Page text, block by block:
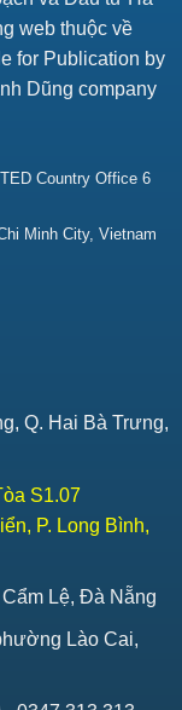
web thuộc về
for Publication by
Dũng company
Country Office 6
Minh City, Vietnam
Q. Hai Bà Trưng,
S1.07
P. Long Bình,
Lệ, Đà Nẵng
Lào Cai,